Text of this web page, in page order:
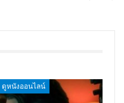
ดูหนังออนไลน์